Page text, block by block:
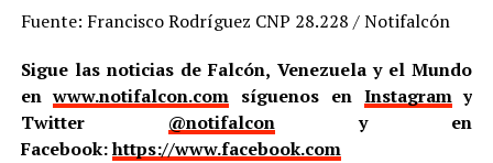
Fuente: Francisco Rodríguez CNP 28.228 / Notifalcón
Sigue las noticias de Falcón, Venezuela y el Mundo
enwww.notifalcon.com síguenos en Instagramy
Twitter @notifalcony en
Facebook:https://www.facebook.com